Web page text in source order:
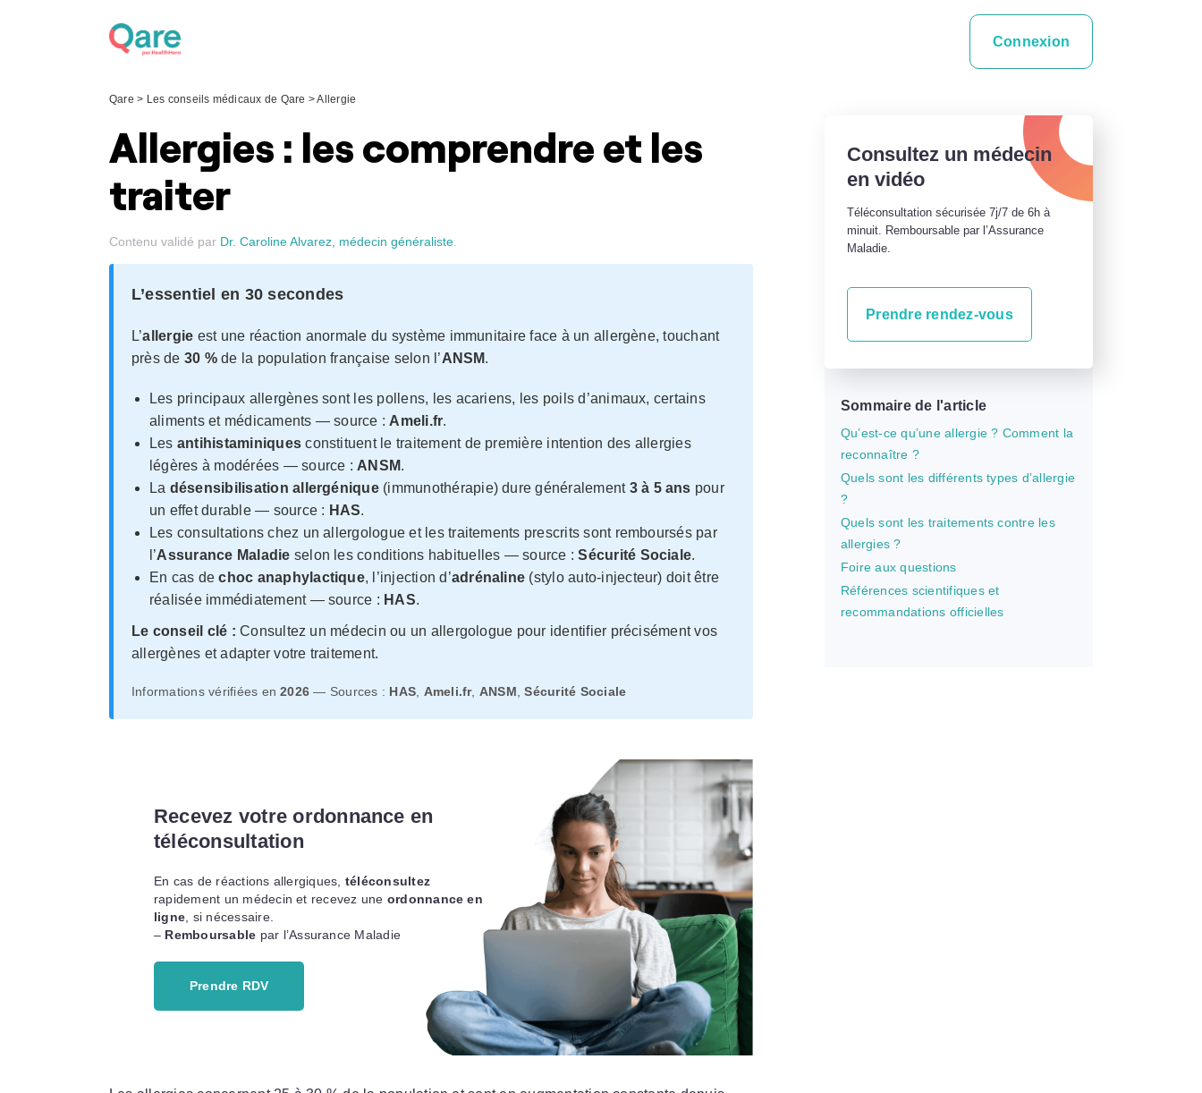
Connexion
Qare > Les conseils médicaux de Qare >Allergie
Allergies : les comprendre et les
traiter
Contenu validé par Dr. Caroline Alvarez, médecin généraliste.
L’essentiel en 30 secondes
L’allergie est une réaction anormale du système immunitaire face à un allergène, touchant
près de 30 %de la population française selon l’ANSM.
Les principaux allergènes sont les pollens, les acariens, les poils d’animaux, certains
aliments et médicaments — source : Ameli.fr.
Les antihistaminiques constituent le traitement de première intention des allergies
légères à modérées — source : ANSM.
La désensibilisation allergénique(immunothérapie) dure généralement 3 à 5 ans pour
un effet durable — source : HAS.
Les consultations chez un allergologue et les traitements prescrits sont remboursés par
l’Assurance Maladie selon les conditions habituelles — source :Sécurité Sociale.
En cas dechoc anaphylactique, l’injection d’adrénaline (stylo auto-injecteur) doit être
réalisée immédiatement — source : HAS.
Le conseil clé : Consultez un médecin ou un allergologue pour identifier précisément vos
allergènes et adapter votre traitement.
Informations vérifiées en2026 — Sources : HAS, Ameli.fr, ANSM ,Sécurité Sociale
Recevez votre ordonnance en
téléconsultation
En cas de réactions allergiques, téléconsultez
rapidement un médecin et recevez une ordonnance en
ligne , si nécessaire.
– Remboursable par l’Assurance Maladie
Prendre RDV
Consultez un médecin
en vidéo
Téléconsultation sécurisée 7j/7 de 6h à
minuit. Remboursable par l’Assurance
Maladie.
Prendre rendez-vous
Sommaire de l'article
Qu’est-ce qu’une allergie ? Comment la
reconnaître ?
Quels sont les différents types d’allergie
?
Quels sont les traitements contre les
allergies ?
Foire aux questions
Références scientifiques et
recommandations officielles